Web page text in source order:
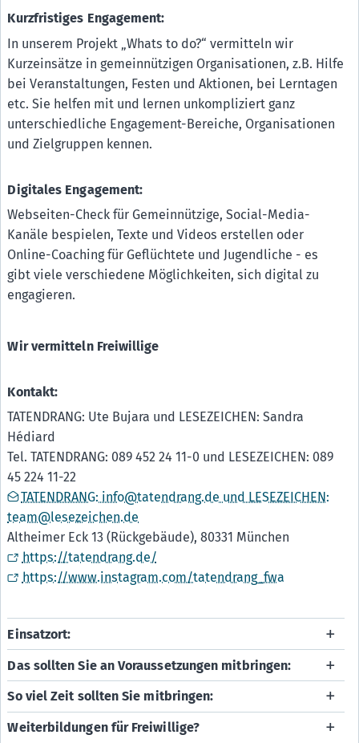
Kurzfristiges Engagement:
In unserem Projekt „Whats to do?“ vermitteln wir
Kurzeinsätze in gemeinnützigen Organisationen, z.B. Hilfe
bei Veranstaltungen, Festen und Aktionen, bei Lerntagen
etc. Sie helfen mit und lernen unkompliziert ganz
unterschiedliche Engagement-Bereiche, Organisationen
und Zielgruppen kennen.
Digitales Engagement:
Webseiten-Check für Gemeinnützige, Social-Media-
Kanäle bespielen, Texte und Videos erstellen oder
Online-Coaching für Geflüchtete und Jugendliche - es
gibt viele verschiedene Möglichkeiten, sich digital zu
engagieren.
Wir vermitteln Freiwillige
Kontakt:
TATENDRANG: Ute Bujara und LESEZEICHEN: Sandra
Hédiard
Tel. TATENDRANG: 089 452 24 11-0 und LESEZEICHEN: 089
45 224 11-22
TATENDRANG: info@tatendrang.de und LESEZEICHEN:
team@lesezeichen.de
Altheimer Eck 13 (Rückgebäude), 80331 München
https://tatendrang.de/
https://www.instagram.com/tatendrang_fwa
Einsatzort:
Das sollten Sie an Voraussetzungen mitbringen:
So viel Zeit sollten Sie mitbringen:
Weiterbildungen für Freiwillige?